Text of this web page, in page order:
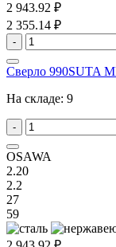
2 943.92 ₽
2 355.14 ₽
-
Сверло 990SUTA
На складе: 9
-
OSAWA
2.20
2.2
27
59